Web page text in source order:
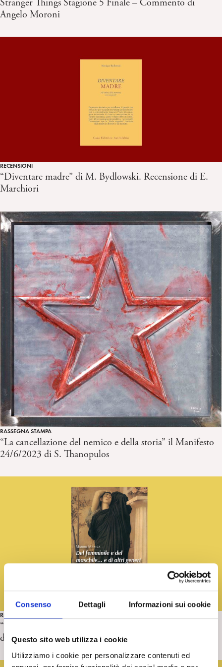
Consenso Dettagli Informazioni sui cookie
Questo sito web utilizza i cookie
Utilizziamo i cookie per personalizzare contenuti ed
Stranger Things Stagione 5 Finale – Commento di
Angelo Moroni
RECENSIONI
“Diventare madre” di M. Bydlowski. Recensione di E.
Marchiori
RASSEGNA STAMPA
“La cancellazione del nemico e della storia” il Manifesto
24/6/2023 di S. Thanopulos
RECENSIONI
“Del femminile e del maschile… e di altri generi. Il mito
di Elettra” di M. Manica. Recensione di C. Conforto